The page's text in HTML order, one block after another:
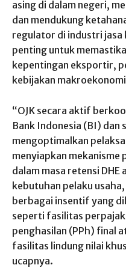
asing di dalam negeri,
dan mendukung
regulator di industri jasa
penting untuk
kepentingan eksportir,
kebijakan
“OJK secara aktif
Bank Indonesia (BI)
mengoptimalkan
menyiapkan
dalam masa retensi DHE
kebutuhan pelaku
berbagai insentif yang
seperti fasilitas
penghasilan (PPh) final
fasilitas lindung nilai
ucapnya.